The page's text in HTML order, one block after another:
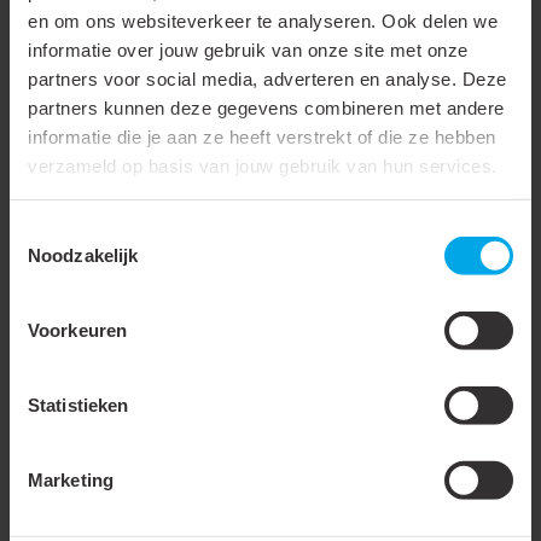
en om ons websiteverkeer te analyseren. Ook delen we
informatie over jouw gebruik van onze site met onze
partners voor social media, adverteren en analyse. Deze
partners kunnen deze gegevens combineren met andere
informatie die je aan ze heeft verstrekt of die ze hebben
verzameld op basis van jouw gebruik van hun services.
Noodzakelijk
Voorkeuren
Statistieken
Marketing
Lengte
50 mm
Breedte
50 mm
Hoogte
62 mm
Inbouwdiameter
50 mm
Energie-efficiëntieklasse
2019/2015
Dimbaar